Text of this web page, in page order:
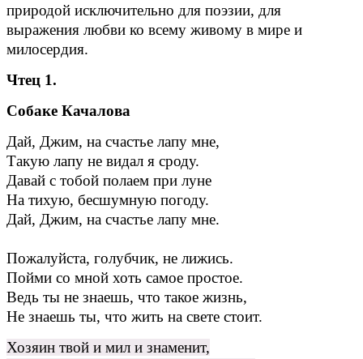
природой исключительно для поэзии, для
выражения любви ко всему живому в мире и
милосердия.
Чтец 1.
Собаке Качалова
Дай, Джим, на счастье лапу мне,
Такую лапу не видал я сроду.
Давай с тобой полаем при луне
На тихую, бесшумную погоду.
Дай, Джим, на счастье лапу мне.
Пожалуйста, голубчик, не лижись.
Пойми со мной хоть самое простое.
Ведь ты не знаешь, что такое жизнь,
Не знаешь ты, что жить на свете стоит.
Хозяин твой и мил и знаменит,